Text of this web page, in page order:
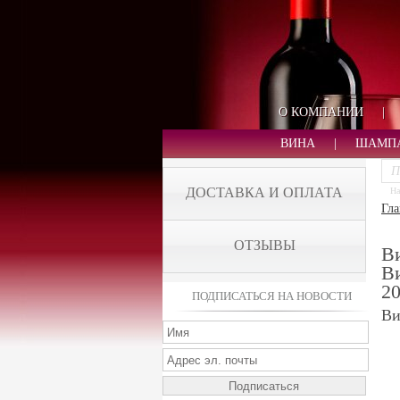
О КОМПАНИИ |
ВИНА
ДОСТАВКА И ОПЛАТА
ОТЗЫВЫ
ПОДПИСАТЬСЯ НА НОВОСТИ